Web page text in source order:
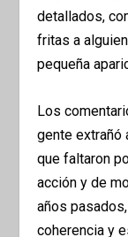
detallados,
fritas a
pequeña
Los
gente extrañó
que faltaron
acción y de
años
coherencia y